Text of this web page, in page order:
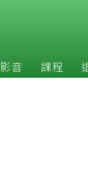
影音 課程